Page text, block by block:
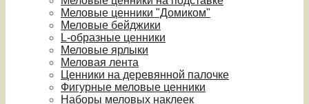
Меловые ценники "Домиком"
Меловые бейджики
L-образные ценники
Меловые ярлыки
Меловая лента
Ценники на деревянной палочке
Фигурные меловые ценники
Наборы меловых наклеек